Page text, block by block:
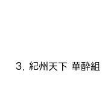
紀州天下 華酔組